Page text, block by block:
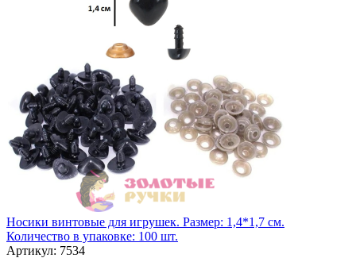
Носики винтовые для игрушек. Размер: 1,4*1,7 см.
Количество в упаковке: 100 шт.
Артикул: 7534